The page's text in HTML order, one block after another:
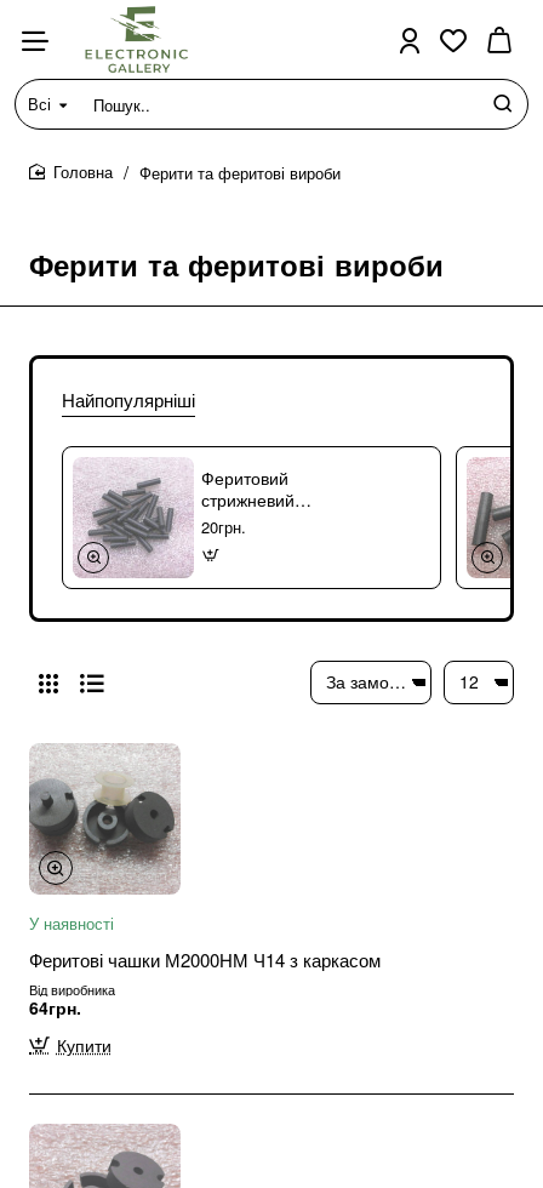
Всі
Пошук..
Ферити та феритові вироби
Ферити та феритові вироби
Найпопулярніші
Феритовий
стрижневий
сердечник М400НН
20грн.
У наявності
Феритові чашки М2000НМ Ч14 з каркасом
Від виробника
64грн.
Купити